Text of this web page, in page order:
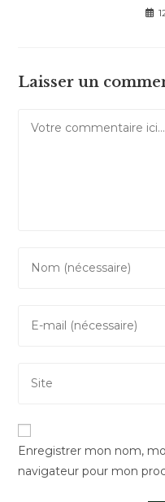
Laisser un
your
comment
your
address
l’URL
votre
site
(facultatif)
Enregistrer mon nom,
navigateur pour mon